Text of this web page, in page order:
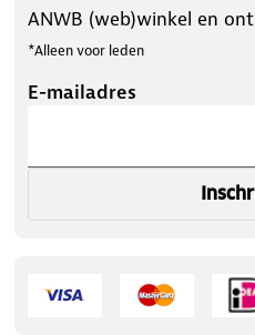
ANWB (web)winkel en
*Alleen voor leden
E-mailadres